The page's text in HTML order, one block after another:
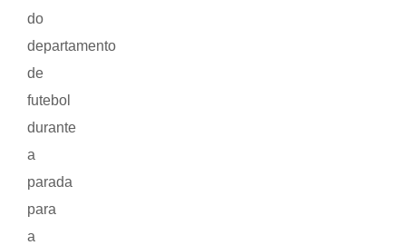
do
departamento
de
futebol
durante
a
parada
para
a